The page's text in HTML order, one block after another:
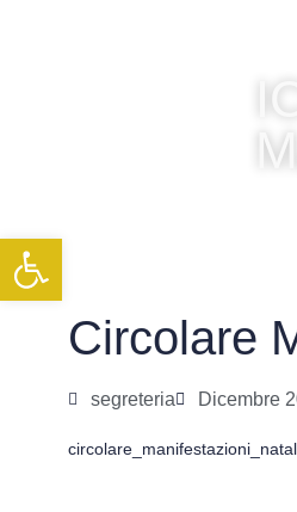
Circolare
segreteria Dicembre
Apri la barra degli strumenti